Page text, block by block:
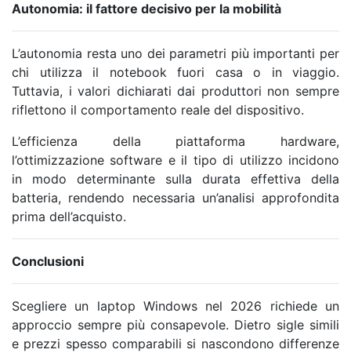
Autonomia: il fattore decisivo per la mobilità
L’autonomia resta uno dei parametri più importanti per
chi utilizza il notebook fuori casa o in viaggio.
Tuttavia, i valori dichiarati dai produttori non sempre
riflettono il comportamento reale del dispositivo.
L’efficienza della piattaforma hardware,
l’ottimizzazione software e il tipo di utilizzo incidono
in modo determinante sulla durata effettiva della
batteria, rendendo necessaria un’analisi approfondita
prima dell’acquisto.
Conclusioni
Scegliere un laptop Windows nel 2026 richiede un
approccio sempre più consapevole. Dietro sigle simili
e prezzi spesso comparabili si nascondono differenze